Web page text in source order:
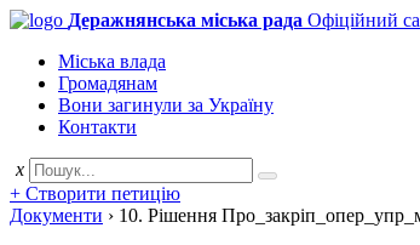
Деражнянська міська рада Офіційний
Міська влада
Громадянам
Вони загинули за Україну
Контакти
x
+ Створити петицію
Документи › 10. Рішення